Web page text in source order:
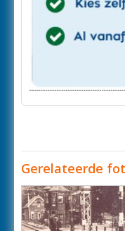
Gerelateerde